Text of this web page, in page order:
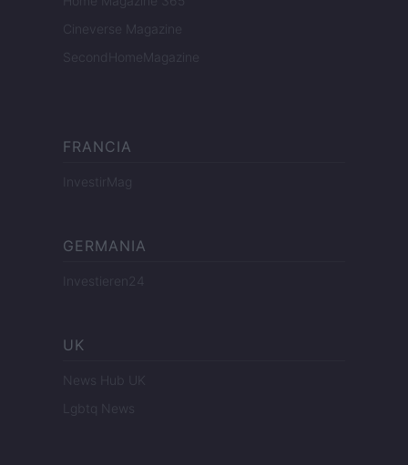
Cineverse Magazine
SecondHomeMagazine
FRANCIA
InvestirMag
GERMANIA
Investieren24
UK
News Hub UK
Lgbtq News